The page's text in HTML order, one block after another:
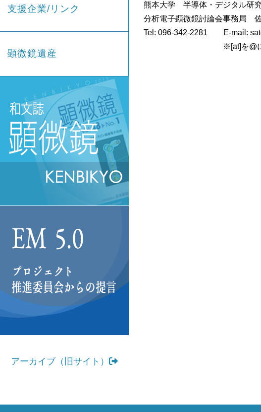
支援企業/リンク
顕微鏡遺産
アーカイブ（旧サイト）
熊本大学 半導体・デジタル研
分析電子顕微鏡討論会事務局
Tel: 096-342-2281 E-mail:
※[at]を@に変更し